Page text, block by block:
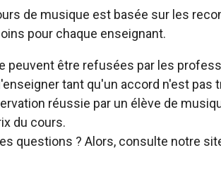
de musique est basée sur les
pour chaque enseignant.
peuvent être refusées par les
tant qu'un accord n'est pas
réussie par un élève de
du cours.
questions ? Alors, consulte notre